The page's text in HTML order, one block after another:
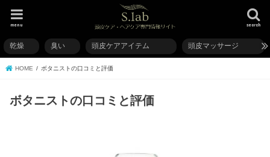
search
menu
乾燥 臭い 頭皮ケアアイテム 頭皮マッサージ
HOME ボタニストの口コミと評価
ボタニストの口コミと評価